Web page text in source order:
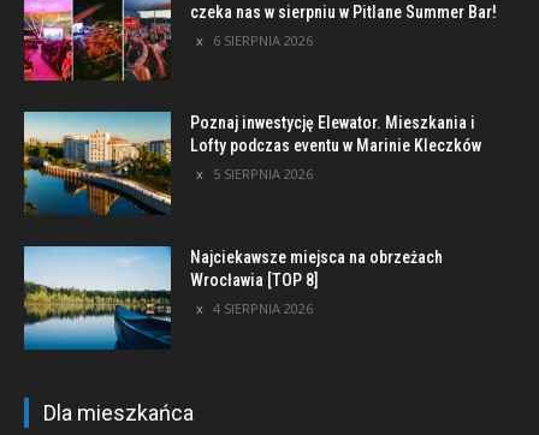
czeka nas w sierpniu w Pitlane Summer Bar!
6 SIERPNIA 2026
Poznaj inwestycję Elewator. Mieszkania i
Lofty podczas eventu w Marinie Kleczków
5 SIERPNIA 2026
Najciekawsze miejsca na obrzeżach
Wrocławia [TOP 8]
4 SIERPNIA 2026
Dla mieszkańca